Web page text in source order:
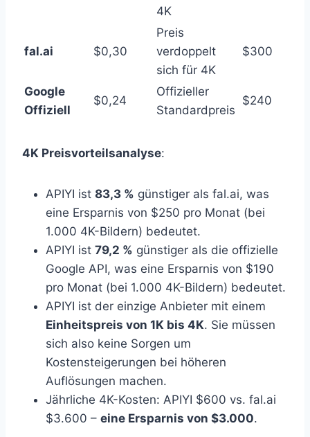
4K
fal.ai $0,30
Preis
verdoppelt
sich für 4K
$300
Google
Offiziell
$0,24
Offizieller
Standardpreis
$240
4K Preisvorteilsanalyse:
APIYI ist 83,3 % günstiger als fal.ai, was
eine Ersparnis von $250 pro Monat (bei
1.000 4K-Bildern) bedeutet.
APIYI ist 79,2 % günstiger als die offizielle
Google API, was eine Ersparnis von $190
pro Monat (bei 1.000 4K-Bildern) bedeutet.
APIYI ist der einzige Anbieter mit einem
Einheitspreis von 1K bis 4K. Sie müssen
sich also keine Sorgen um
Kostensteigerungen bei höheren
Auflösungen machen.
Jährliche 4K-Kosten: APIYI $600 vs. fal.ai
$3.600 – eine Ersparnis von $3.000.